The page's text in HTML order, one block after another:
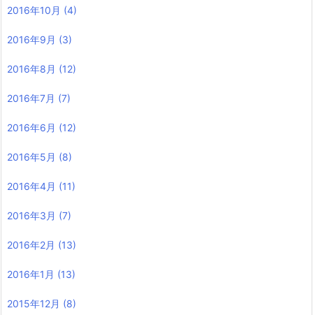
2016年10月 (4)
2016年9月 (3)
2016年8月 (12)
2016年7月 (7)
2016年6月 (12)
2016年5月 (8)
2016年4月 (11)
2016年3月 (7)
2016年2月 (13)
2016年1月 (13)
2015年12月 (8)